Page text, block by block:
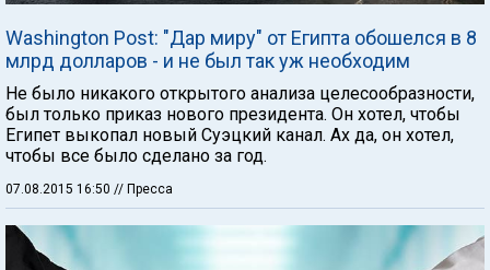
Washington Post: "Дар миру" от Египта обошелся в 8
млрд долларов - и не был так уж необходим
Не было никакого открытого анализа целесообразности,
был только приказ нового президента. Он хотел, чтобы
Египет выкопал новый Суэцкий канал. Ах да, он хотел,
чтобы все было сделано за год.
07.08.2015 16:50 // Пресса